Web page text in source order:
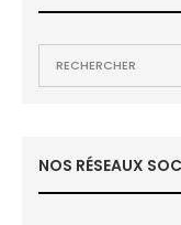
NOS RÉSEAUX